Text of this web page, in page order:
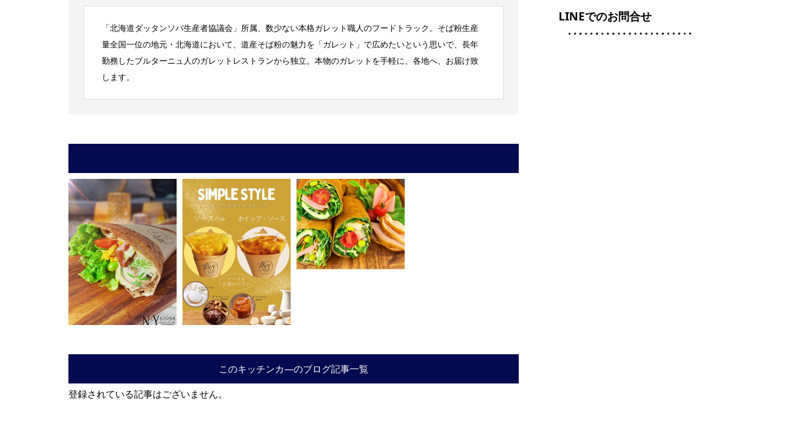
「北海道ダッタンソバ生産者協議会」所属、数少ない本格ガレット職人のフードトラック。そば粉生産
量全国一位の地元・北海道において、道産そば粉の魅力を「ガレット」で広めたいという思いで、長年
勤務したブルターニュ人のガレットレストランから独立。本物のガレットを手軽に、各地へ、お届け致
します。
このキッチンカ―のブログ記事一覧
登録されている記事はございません。
LINEでのお問合せ